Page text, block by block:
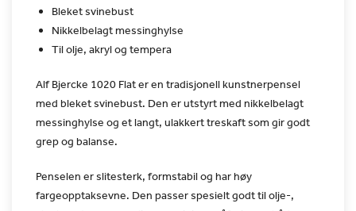
Bleket svinebust
Nikkelbelagt messinghylse
Til olje, akryl og tempera
Alf Bjercke 1020 Flat er en tradisjonell kunstnerpensel
med bleket svinebust. Den er utstyrt med nikkelbelagt
messinghylse og et langt, ulakkert treskaft som gir godt
grep og balanse.
Penselen er slitesterk, formstabil og har høy
fargeopptaksevne. Den passer spesielt godt til olje-,